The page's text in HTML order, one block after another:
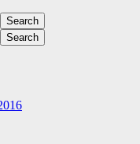
Search
Search